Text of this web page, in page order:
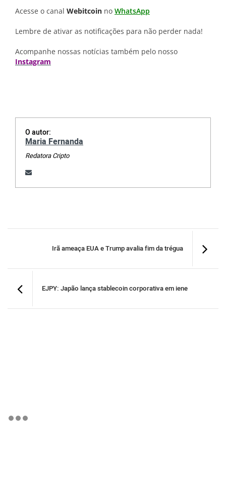
Acesse o canal Webitcoin no WhatsApp
Lembre de ativar as notificações para não perder nada!
Acompanhe nossas notícias também pelo nosso
Instagram
O autor:
Maria Fernanda
Redatora Cripto
Irã ameaça EUA e Trump avalia fim da trégua
EJPY: Japão lança stablecoin corporativa em iene